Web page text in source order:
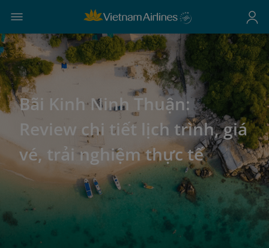
Bãi Kinh Ninh Thuận:
Review chi tiết lịch trình, giá
vé, trải nghiệm thực tế